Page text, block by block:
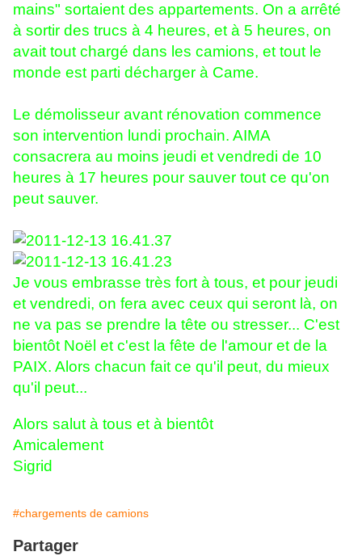
mains" sortaient des appartements. On a arrêté
à sortir des trucs à 4 heures, et à 5 heures, on
avait tout chargé dans les camions, et tout le
monde est parti décharger à Came.
Le démolisseur avant rénovation commence
son intervention lundi prochain. AIMA
consacrera au moins jeudi et vendredi de 10
heures à 17 heures pour sauver tout ce qu'on
peut sauver.
Je vous embrasse très fort à tous, et pour jeudi
et vendredi, on fera avec ceux qui seront là, on
ne va pas se prendre la tête ou stresser... C'est
bientôt Noël et c'est la fête de l'amour et de la
PAIX. Alors chacun fait ce qu'il peut, du mieux
qu'il peut...
Alors salut à tous et à bientôt
Amicalement
Sigrid
#chargements de camions
Partager